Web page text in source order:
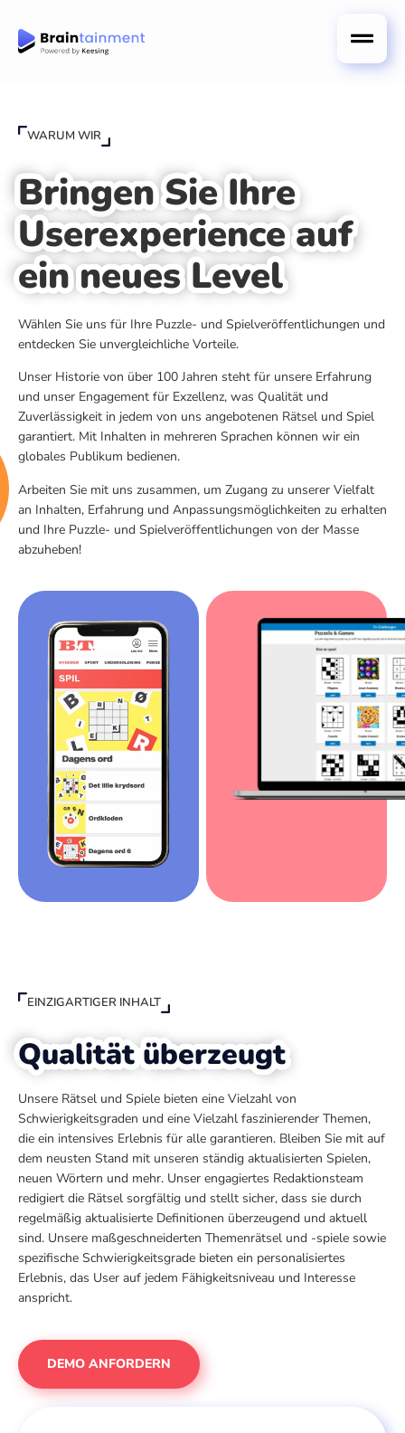
WARUM WIR
Bringen Sie Ihre
Userexperience auf
ein neues Level
Wählen Sie uns für Ihre Puzzle- und Spielveröffentlichungen und
entdecken Sie unvergleichliche Vorteile.
Unser Historie von über 100 Jahren steht für unsere Erfahrung
und unser Engagement für Exzellenz, was Qualität und
Zuverlässigkeit in jedem von uns angebotenen Rätsel und Spiel
garantiert. Mit Inhalten in mehreren Sprachen können wir ein
globales Publikum bedienen.
Arbeiten Sie mit uns zusammen, um Zugang zu unserer Vielfalt
an Inhalten, Erfahrung und Anpassungsmöglichkeiten zu erhalten
und Ihre Puzzle- und Spielveröffentlichungen von der Masse
abzuheben!
EINZIGARTIGER INHALT
Qualität überzeugt
Unsere Rätsel und Spiele bieten eine Vielzahl von
Schwierigkeitsgraden und eine Vielzahl faszinierender Themen,
die ein intensives Erlebnis für alle garantieren. Bleiben Sie mit auf
dem neusten Stand mit unseren ständig aktualisierten Spielen,
neuen Wörtern und mehr. Unser engagiertes Redaktionsteam
redigiert die Rätsel sorgfältig und stellt sicher, dass sie durch
regelmäßig aktualisierte Definitionen überzeugend und aktuell
sind. Unsere maßgeschneiderten Themenrätsel und -spiele sowie
spezifische Schwierigkeitsgrade bieten ein personalisiertes
Erlebnis, das User auf jedem Fähigkeitsniveau und Interesse
anspricht.
DEMO ANFORDERN